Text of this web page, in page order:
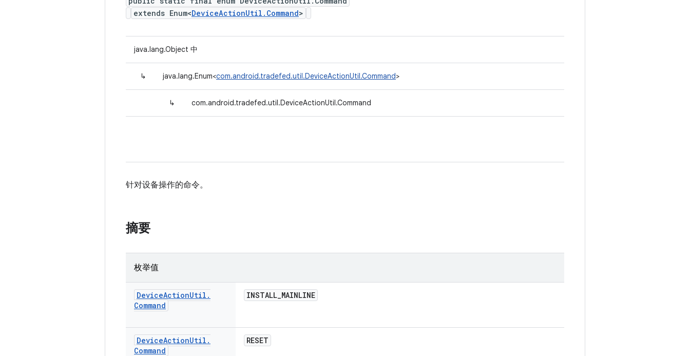
extends Enum<DeviceActionUtil.Command>
java.lang.Object 中
↳ java.lang.Enum<com.android.tradefed.util.DeviceActionUtil.Command>
↳ com.android.tradefed.util.DeviceActionUtil.Command
针对设备操作的命令。
摘要
枚举值
DeviceActionUtil .
Command
INSTALL_MAINLINE
DeviceActionUtil .
Command
RESET